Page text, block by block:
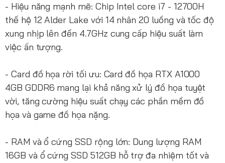
- Hiệu năng mạnh mẽ: Chip Intel core i7 - 12700H
thế hệ 12 Alder Lake với 14 nhân 20 luồng và tốc độ
xung nhịp lên đến 4.7GHz cung cấp hiệu suất làm
việc ấn tượng.
- Card đồ họa rời tối ưu: Card đồ họa RTX A1000
4GB GDDR6 mang lại khả năng xử lý đồ họa tuyệt
vời, tăng cường hiệu suất chạy các phần mềm đồ
họa và game đồ họa nặng.
- RAM và ổ cứng SSD rộng lớn: Dung lượng RAM
16GB và ổ cứng SSD 512GB hỗ trợ đa nhiệm tốt và